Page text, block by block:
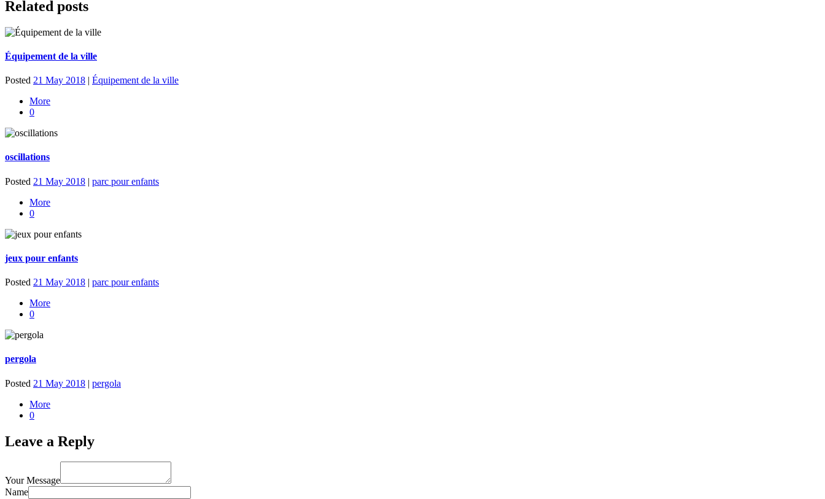
Related posts
Équipement de la ville
Posted 21 May 2018 | Équipement de la ville
More
0
oscillations
Posted 21 May 2018 | parc pour enfants
More
0
jeux pour enfants
Posted 21 May 2018 | parc pour enfants
More
0
pergola
Posted 21 May 2018 | pergola
More
0
Leave a Reply
Your Message
Name